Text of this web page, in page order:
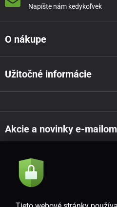
Napíšte nám kedykoľvek
O nákupe
Užitočné informácie
Akcie a novinky e-mailom
Súhlasím so